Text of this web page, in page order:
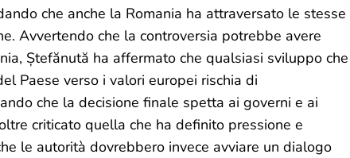
che anche la Romania ha attraversato le stesse
Avvertendo che la controversia potrebbe avere
Ștefănută ha affermato che qualsiasi sviluppo che
Paese verso i valori europei rischia di
che la decisione finale spetta ai governi e ai
criticato quella che ha definito pressione e
le autorità dovrebbero invece avviare un dialogo